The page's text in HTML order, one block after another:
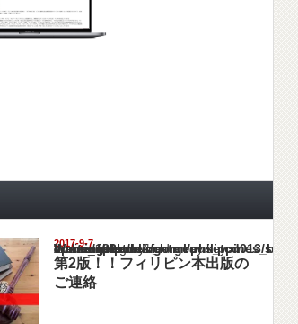
2017-9-7
Warning
: Undefined array key "show_category" in
/home/netst/kuno-cpa.co.jp/public_html/philippines_blog/wp-content/themes/
on line183
第2版！！フィリピン本出版の
ご連絡